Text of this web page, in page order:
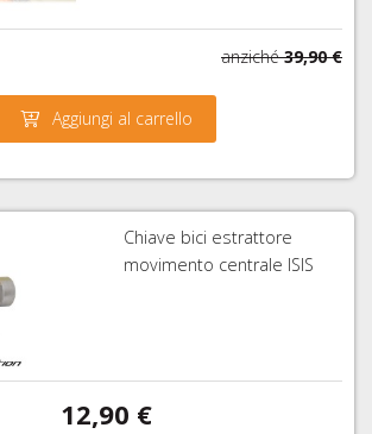
anziché 39,90 €
Aggiungi al carrello
Chiave bici estrattore
movimento centrale ISIS
12,90 €